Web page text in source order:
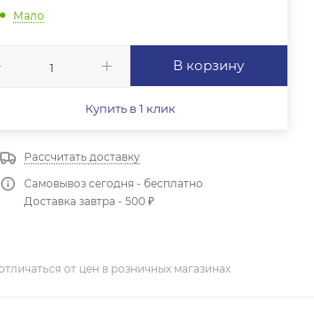
Мало
В корзину
Купить в 1 клик
Рассчитать доставку
Самовывоз сегодня - бесплатно
Доставка завтра - 500 ₽
от цен в розничных магазинах